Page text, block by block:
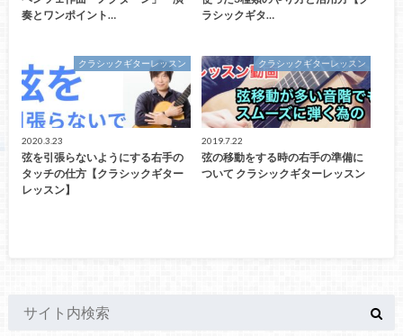
奏とワンポイント…
ラシックギタ…
クラシックギターレッスン
2020.3.23
弦を引張らないようにする右手の
タッチの仕方【クラシックギター
レッスン】
クラシックギターレッスン
2019.7.22
弦の移動をする時の右手の準備に
ついて クラシックギターレッスン